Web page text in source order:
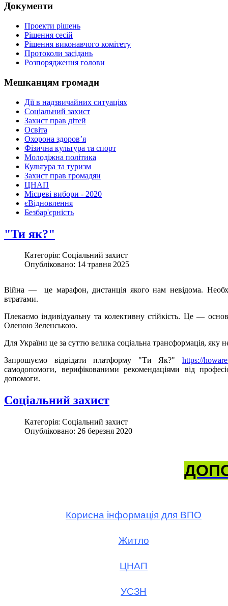
Документи
Проекти рішень
Рішення сесій
Рішення виконавчого комітету
Протоколи засідань
Розпорядження голови
Мешканцям громади
Дії в надзвичайних ситуаціях
Соціальний захист
Захист прав дітей
Освіта
Охорона здоров’я
Фізична культура та спорт
Молодіжна політика
Культура та туризм
Захист прав громадян
ЦНАП
Місцеві вибори - 2020
єВідновлення
Безбар'єрність
"Ти як?"
Категорія: Соціальний захист
Опубліковано: 14 травня 2025
Війна — це марафон, дистанція якого нам невідома.
втратами.
Плекаємо індивідуальну та колективну стійкість. Це —
Оленою Зеленською.
Для України це за суттю велика соціальна трансформація,
Запрошуємо відвідати платформу "Ти Як?" https://
самодопомоги, верифікованими рекомендаціями від
допомоги.
Соціальний захист
Категорія: Соціальний захист
Опубліковано: 26 березня 2020
Корисна інформація для ВПО
Житло
ЦНАП
УСЗН